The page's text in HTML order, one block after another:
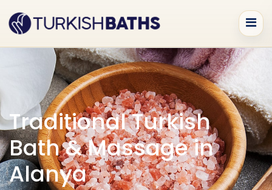
Traditional Turkish
Bath & Massage in
Alanya